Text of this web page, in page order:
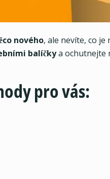
nového, ale nevíte, co je
balíčkya ochutnejte
pro vás: